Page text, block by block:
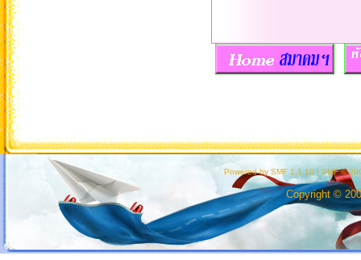
Powered by SMF 1.1.10 | SMF ©
Copyright ©